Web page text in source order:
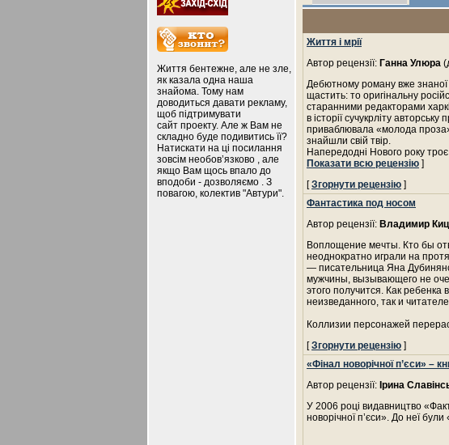
Життя бентежне, але не зле,
як казала одна наша
знайома. Тому нам
доводиться давати рекламу,
щоб підтримувати
сайт проекту. Але ж Вам не
складно буде подивитись її?
Натискати на ці посилання
зовсім необов’язково , але
якщо Вам щось впало до
вподоби - дозволяємо . З
повагою, колектив "Автури".
Життя і мрії
Автор рецензії: Ганна Улюра
Дебютному роману вже зна­ної
щастить: то оригінальну
старанними редакторами
в історії сучукрліту
приваблювала «молода
знайшли свій твір.
Напередодні Нового року
Показати всю рецензію ]
[Згорнути рецензію ]
Фантастика под носом
Автор рецензії: Владимир
Воплощение мечты. Кто бы
неоднократно играли на
— писательница Яна
мужчины, вызывающего не
этого получится. Как
неизведанного, так и
Коллизии персонажей
[Згорнути рецензію ]
«Фінал новорічної п’єси» –
Автор рецензії: Ірина
У 2006 році видавництво
новорічної п’єси». До неї